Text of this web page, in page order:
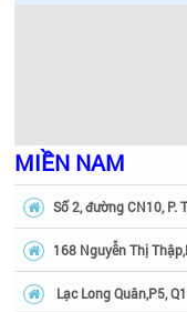
MIỀN NAM
Số 2, đường CN10, P.
168 Nguyễn Thị
Lạc Long Quân,P5,